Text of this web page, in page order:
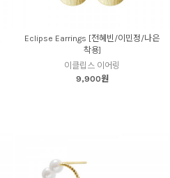
Eclipse Earrings [전혜빈/이민정/나은
착용]
이클립스 이어링
9,900원